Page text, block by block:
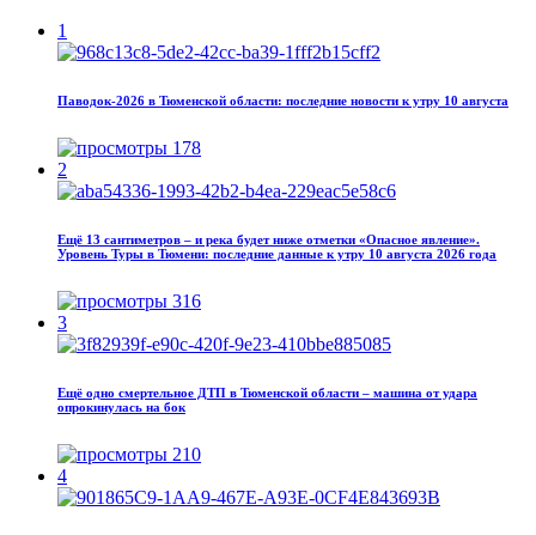
1
Паводок‑2026 в Тюменской области: последние новости к утру 10 августа
178
2
Ещё 13 сантиметров – и река будет ниже отметки «Опасное явление».
Уровень Туры в Тюмени: последние данные к утру 10 августа 2026 года
316
3
Ещё одно смертельное ДТП в Тюменской области – машина от удара
опрокинулась на бок
210
4